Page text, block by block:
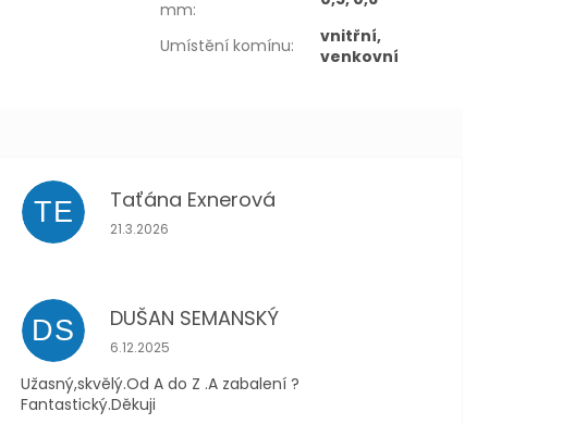
mm:
Umístění komínu:
vnitřní,
venkovní
TE Taťána Exnerová
Hodnocení obchodu je 5 z 5 hvězdiček.
21.3.2026
DS DUŠAN SEMANSKÝ
Hodnocení obchodu je 5 z 5 hvězdiček.
6.12.2025
Užasný,skvělý.Od A do Z .A zabalení ?
Fantastický.Děkuji